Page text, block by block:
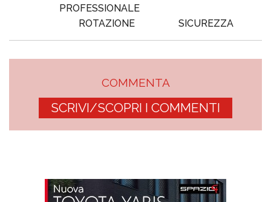
PROFESSIONALE
ROTAZIONE
SICUREZZA
COMMENTA
SCRIVI/SCOPRI I COMMENTI